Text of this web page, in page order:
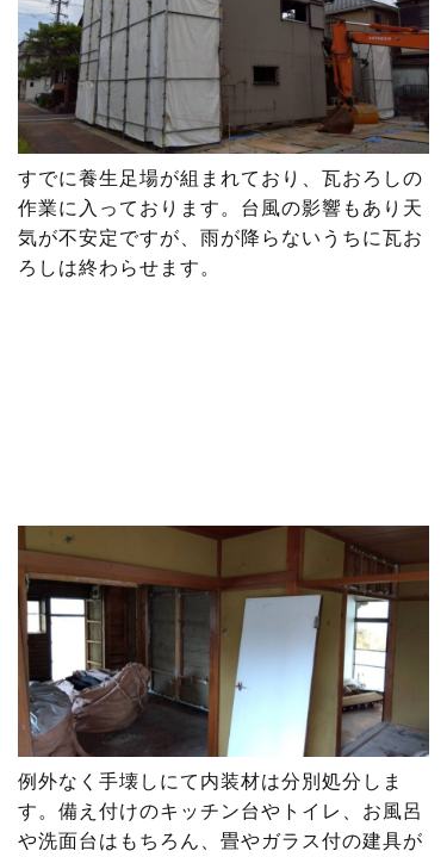
すでに養生足場が組まれており、瓦おろしの
作業に入っております。台風の影響もあり天
気が不安定ですが、雨が降らないうちに瓦お
ろしは終わらせます。
例外なく手壊しにて内装材は分別処分しま
す。備え付けのキッチン台やトイレ、お風呂
や洗面台はもちろん、畳やガラス付の建具が